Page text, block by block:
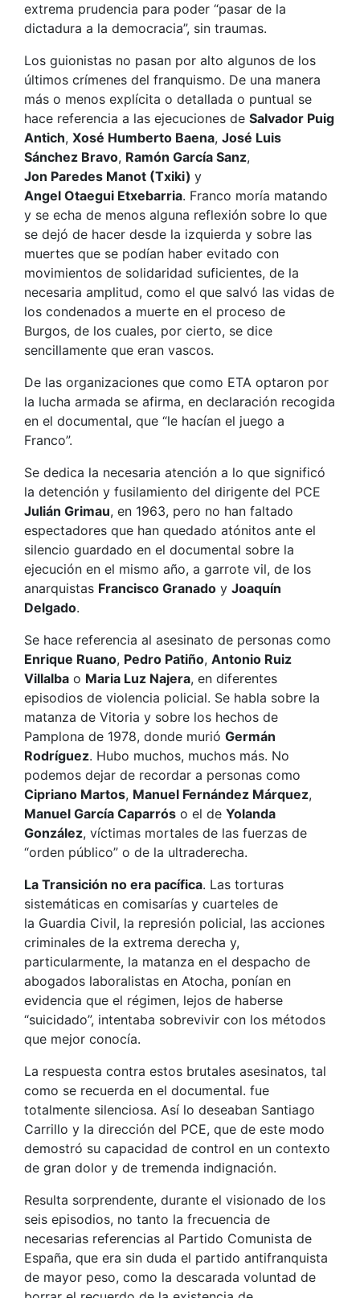
extrema prudencia para poder “pasar de la
dictadura a la democracia”, sin traumas.
Los guionistas no pasan por alto algunos de los
últimos crímenes del franquismo. De una manera
más o menos explícita o detallada o puntual se
hace referencia a las ejecuciones de Salvador Puig
Antich, Xosé Humberto Baena, José Luis
Sánchez Bravo, Ramón García Sanz,
Jon Paredes Manot (Txiki) y
Angel Otaegui Etxebarria. Franco moría matando
y se echa de menos alguna reflexión sobre lo que
se dejó de hacer desde la izquierda y sobre las
muertes que se podían haber evitado con
movimientos de solidaridad suficientes, de la
necesaria amplitud, como el que salvó las vidas de
los condenados a muerte en el proceso de
Burgos, de los cuales, por cierto, se dice
sencillamente que eran vascos.
De las organizaciones que como ETA optaron por
la lucha armada se afirma, en declaración recogida
en el documental, que “le hacían el juego a
Franco”.
Se dedica la necesaria atención a lo que significó
la detención y fusilamiento del dirigente del PCE
Julián Grimau, en 1963, pero no han faltado
espectadores que han quedado atónitos ante el
silencio guardado en el documental sobre la
ejecución en el mismo año, a garrote vil, de los
anarquistas Francisco Granado y Joaquín
Delgado.
Se hace referencia al asesinato de personas como
Enrique Ruano, Pedro Patiño, Antonio Ruiz
Villalba o Maria Luz Najera, en diferentes
episodios de violencia policial. Se habla sobre la
matanza de Vitoria y sobre los hechos de
Pamplona de 1978, donde murió Germán
Rodríguez. Hubo muchos, muchos más. No
podemos dejar de recordar a personas como
Cipriano Martos, Manuel Fernández Márquez,
Manuel García Caparrós o el de Yolanda
González, víctimas mortales de las fuerzas de
“orden público” o de la ultraderecha.
La Transición no era pacífica. Las torturas
sistemáticas en comisarías y cuarteles de
la Guardia Civil, la represión policial, las acciones
criminales de la extrema derecha y,
particularmente, la matanza en el despacho de
abogados laboralistas en Atocha, ponían en
evidencia que el régimen, lejos de haberse
“suicidado”, intentaba sobrevivir con los métodos
que mejor conocía.
La respuesta contra estos brutales asesinatos, tal
como se recuerda en el documental. fue
totalmente silenciosa. Así lo deseaban Santiago
Carrillo y la dirección del PCE, que de este modo
demostró su capacidad de control en un contexto
de gran dolor y de tremenda indignación.
Resulta sorprendente, durante el visionado de los
seis episodios, no tanto la frecuencia de
necesarias referencias al Partido Comunista de
España, que era sin duda el partido antifranquista
de mayor peso, como la descarada voluntad de